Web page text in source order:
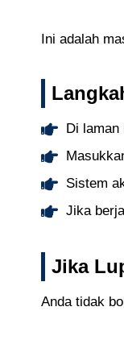
Ini adalah
Di laman
Sistem
Jika
Jika
Anda tidak